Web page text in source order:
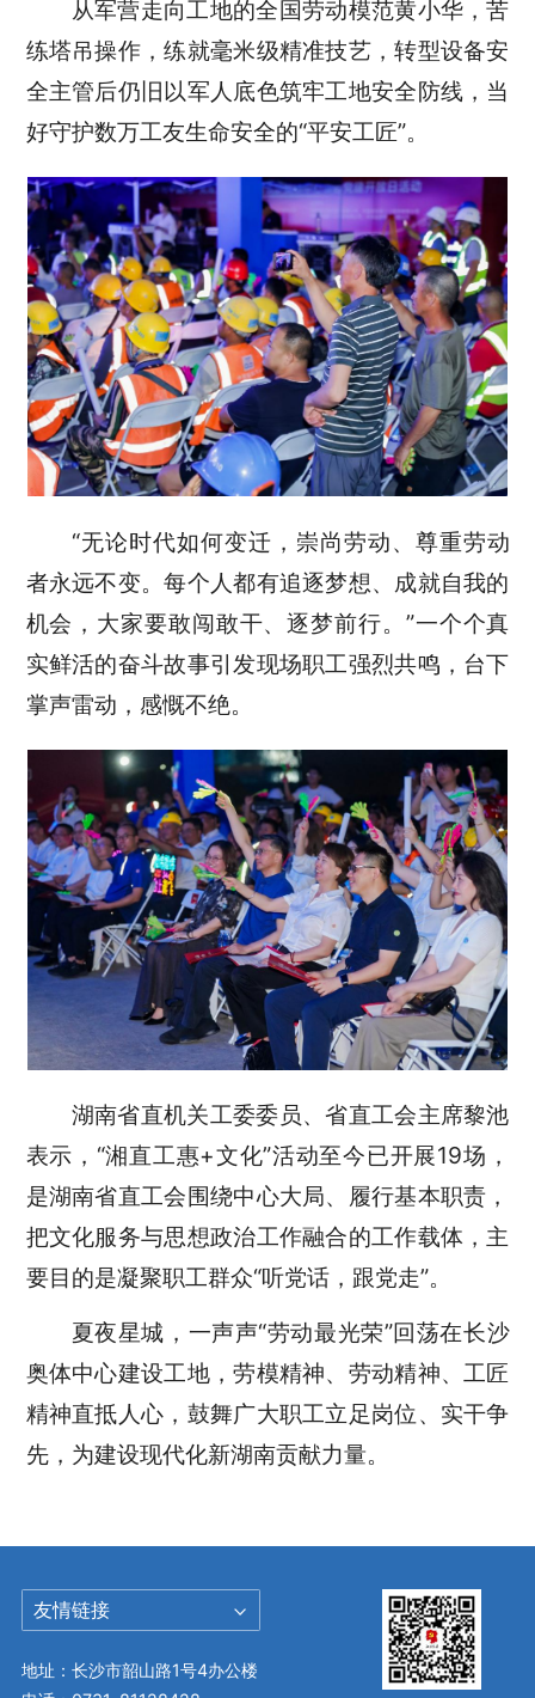
从军营走向工地的全国劳动模范黄小华，苦
练塔吊操作，练就毫米级精准技艺，转型设备安
全主管后仍旧以军人底色筑牢工地安全防线，当
好守护数万工友生命安全的“平安工匠”。
“无论时代如何变迁，崇尚劳动、尊重劳动
者永远不变。每个人都有追逐梦想、成就自我的
机会，大家要敢闯敢干、逐梦前行。”一个个真
实鲜活的奋斗故事引发现场职工强烈共鸣，台下
掌声雷动，感慨不绝。
湖南省直机关工委委员、省直工会主席黎池
表示，“湘直工惠+文化”活动至今已开展19场，
是湖南省直工会围绕中心大局、履行基本职责，
把文化服务与思想政治工作融合的工作载体，主
要目的是凝聚职工群众“听党话，跟党走”。
夏夜星城，一声声“劳动最光荣”回荡在长沙
奥体中心建设工地，劳模精神、劳动精神、工匠
精神直抵人心，鼓舞广大职工立足岗位、实干争
先，为建设现代化新湖南贡献力量。
友情链接
地址：长沙市韶山路1号4办公楼